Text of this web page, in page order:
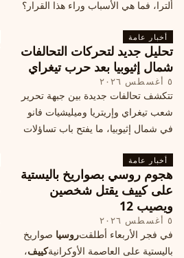
ألترا، فما هي الأسباب وراء هذا القرار؟
الأندرويد الأغلى في السوق؟
أخبار عامة
تحليل جديد لتحركات التحالفات
شمال إثيوبيا بعد حرب تيغراي
٥ أغسطس ٢٠٢٦
تتكشف تحالفات جديدة بين جبهة تحرير
شعب تيغراي وإريتريا وميليشيات فانو
في شمال إثيوبيا، ما يفتح باب تساؤلات
الخريطة السياسية.
أخبار عامة
هجوم روسي بصواريخ باليستية
على كييف يقتل شخصين
ويصيب 12
٥ أغسطس ٢٠٢٦
في فجر الأربعاء أطلقتروسيا صواريخ
باليستية على العاصمة الأوكرانيةكييف،